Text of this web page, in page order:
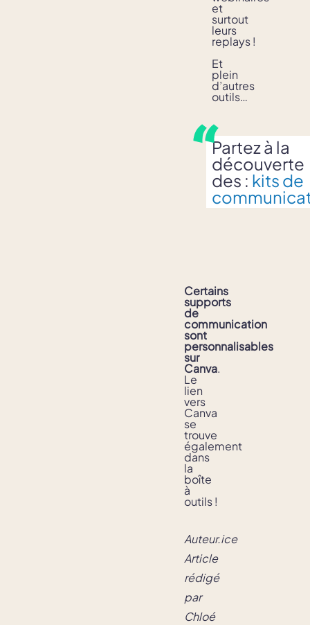
et
surtout
leurs
replays !
Et
plein
d’autres
outils…
Partez à la
découverte
des : kits de
Certains
supports
de
communication
sont
personnalisables
sur
Canva.
Le
lien
vers
Canva
se
trouve
également
dans
la
boîte
à
outils !
Auteur.ice
Article
rédigé
par
Chloé